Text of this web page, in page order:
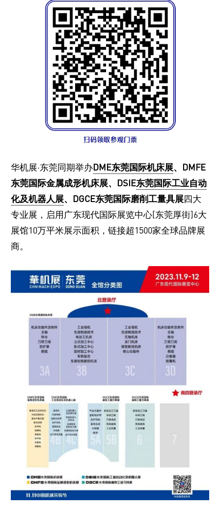
华机展·东莞同期举办DME东莞国际机床展、DMFE
东莞国际金属成形机床展、DSIE东莞国际工业自动
化及机器人展、DGCE东莞国际磨削工量具展四大
专业展，启用广东现代国际展览中心[东莞厚街]6大
展馆10万平米展示面积，链接超1500家全球品牌展
商。